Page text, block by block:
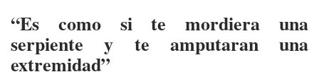
“Es como si te mordiera una
serpiente y te amputaran una
extremidad”